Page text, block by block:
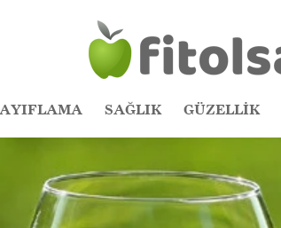
SAĞLIK GÜZELLİK